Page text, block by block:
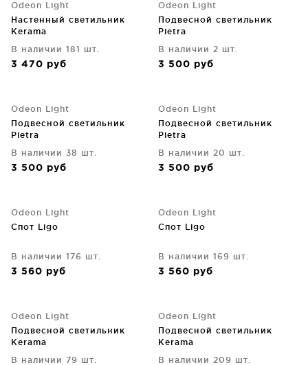
Odeon Light
Настенный светильник
Kerama
В наличии 181 шт.
3 470 руб
Odeon Light
Подвесной светильник
Pietra
В наличии 2 шт.
3 500 руб
Odeon Light
Подвесной светильник
Pietra
В наличии 38 шт.
3 500 руб
Odeon Light
Подвесной светильник
Pietra
В наличии 20 шт.
3 500 руб
Odeon Light
Спот Ligo
В наличии 176 шт.
3 560 руб
Odeon Light
Спот Ligo
В наличии 169 шт.
3 560 руб
Odeon Light
Подвесной светильник
Kerama
В наличии 79 шт.
Odeon Light
Подвесной светильник
Kerama
В наличии 209 шт.